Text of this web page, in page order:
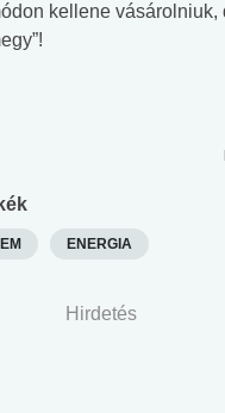
kellene vásárolniuk,
ENERGIA
Hirdetés